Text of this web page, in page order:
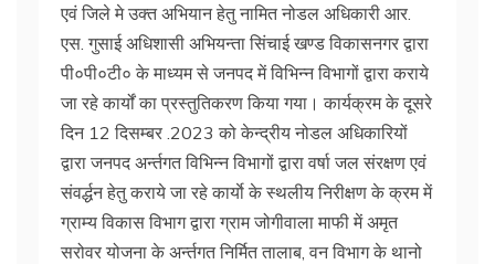
एवं जिले मे उक्त अभियान हेतु नामित नोडल अधिकारी आर.
एस. गुसाई अधिशासी अभियन्ता सिंचाई खण्ड विकासनगर द्वारा
पी०पी०टी० के माध्यम से जनपद में विभिन्न विभागों द्वारा कराये
जा रहे कार्यों का प्रस्तुतिकरण किया गया। कार्यक्रम के दूसरे
दिन 12 दिसम्बर .2023 को केन्द्रीय नोडल अधिकारियों
द्वारा जनपद अर्न्तगत विभिन्न विभागों द्वारा वर्षा जल संरक्षण एवं
संवर्द्धन हेतु कराये जा रहे कार्याे के स्थलीय निरीक्षण के क्रम में
ग्राम्य विकास विभाग द्वारा ग्राम जोगीवाला माफी में अमृत
सरोवर योजना के अर्न्तगत निर्मित तालाब, वन विभाग के थानो